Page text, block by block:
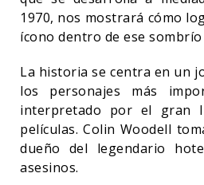
1970, nos mostrará cómo
ícono dentro de ese
La historia se centra en un
los personajes más
interpretado por el gran
películas. Colin Woodell
dueño del legendario
asesinos.